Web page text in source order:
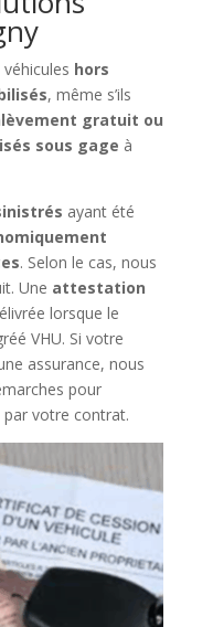
hors
, même s’ils
gratuit ou
sous gage à
ayant été
. Selon le cas, nous
Une attestation
lorsque le
VHU. Si votre
assurance, nous
pour
par votre contrat.